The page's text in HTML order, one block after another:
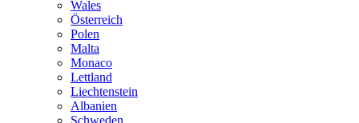
Wales
Österreich
Polen
Malta
Monaco
Lettland
Liechtenstein
Albanien
Schweden